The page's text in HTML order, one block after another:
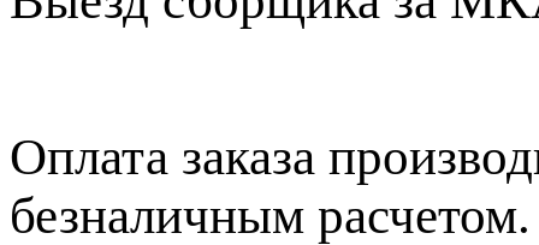
Оплата заказа
безналичным расчетом.